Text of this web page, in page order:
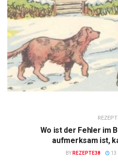
Wo ist der Fehler im
aufmerksam ist,
BY REZEPTE38 13